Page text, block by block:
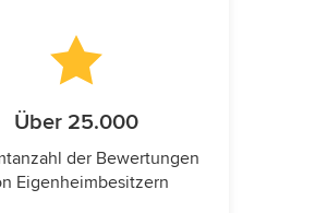
Über 25.000
der Bewertungen
Eigenheimbesitzern